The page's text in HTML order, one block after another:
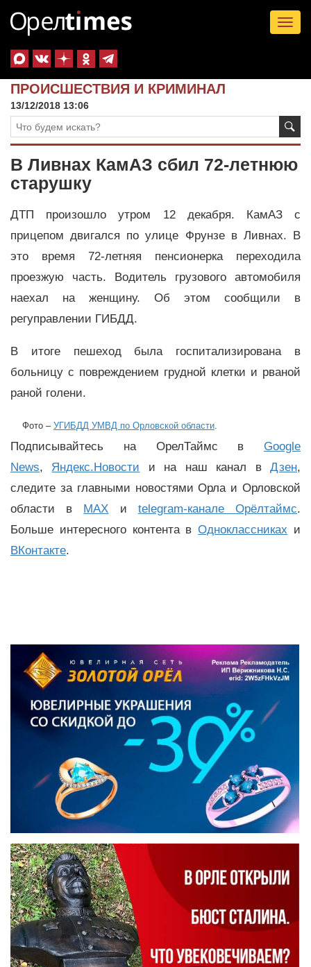
ПРОИСШЕСТВИЯ И КРИМИНАЛ
13/12/2018 13:06
В Ливнах КамАЗ сбил 72-летнюю
старушку
ДТП произошло утром 12 декабря. КамАЗ с
прицепом двигался по улице Фрунзе в Ливнах. В
это время 72-летняя пенсионерка переходила
проезжую часть. Водитель грузового автомобиля
наехал на женщину. Об этом сообщили в
регуправлении ГИБДД.
В итоге пешеход была госпитализирована в
больницу с повреждением грудной клетки и рваной
раной голени.
Фото – УГИБДД УМВД по Орловской области.
Подписывайтесь на ОрелТаймс в Google
News, Яндекс.Новости и на наш канал вДзен,
следите за главными новостями Орла и Орловской
области в MAX и telegram-канале Орёлтаймс.
Больше интересного контента вОдноклассниках и
ВКонтакте.